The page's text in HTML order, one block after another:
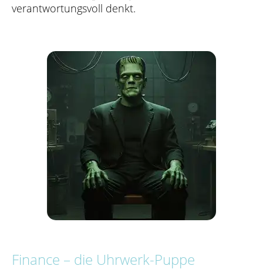
verantwortungsvoll denkt.
Finance – die Uhrwerk-Puppe